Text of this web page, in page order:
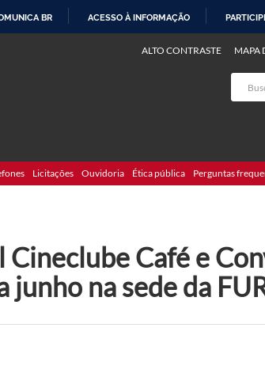
BR ACESSO À INFORMAÇÃO
ALTO CONTRASTE MAPA
Licitações Ouvidoria Ética pública Perguntas
Café e
na sede da